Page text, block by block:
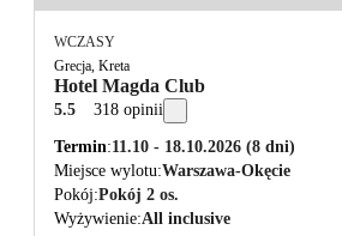
WCZASY
Grecja, Kreta
Hotel Magda Club
5.5 318 opinii
Termin 11.10 - 18.10.2026 (8 dni)
Miejsce wylotu Warszawa-Okęcie
Pokój Pokój 2 os.
Wyżywienie All inclusive